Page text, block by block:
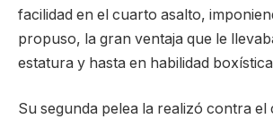
facilidad en el cuarto asalto,
propuso, la gran ventaja que le
estatura y hasta en habilidad
Su segunda pelea la realizó contra el